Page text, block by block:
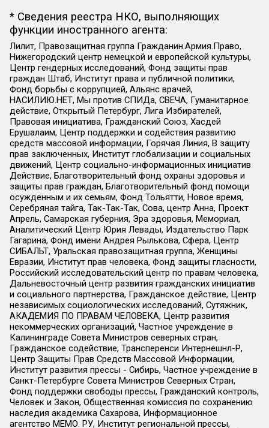
* Сведения реестра НКО, выполняющих
функции иностранного агента:
Лилит, Правозащитная группа Гражданин.Армия.Право,
Нижегородский центр немецкой и европейской культуры,
Центр гендерных исследований, Фонд защиты прав
граждан Штаб, Институт права и публичной политики,
Фонд борьбы с коррупцией, Альянс врачей,
НАСИЛИЮ.НЕТ, Мы против СПИДа, СВЕЧА, Гуманитарное
действие, Открытый Петербург, Лига Избирателей,
Правовая инициатива, Гражданский Союз, Хасдей
Ерушалаим, Центр поддержки и содействия развитию
средств массовой информации, Горячая Линия, В защиту
прав заключенных, Институт глобализации и социальных
движений, Центр социально-информационных инициатив
Действие, Благотворительный фонд охраны здоровья и
защиты прав граждан, Благотворительный фонд помощи
осужденным и их семьям, Фонд Тольятти, Новое время,
Серебряная тайга, Так-Так-Так, Сова, центр Анна, Проект
Апрель, Самарская губерния, Эра здоровья, Мемориал,
Аналитический Центр Юрия Левады, Издательство Парк
Гагарина, Фонд имени Андрея Рылькова, Сфера, Центр
СИБАЛЬТ, Уральская правозащитная группа, Женщины
Евразии, Институт прав человека, Фонд защиты гласности,
Российский исследовательский центр по правам человека,
Дальневосточный центр развития гражданских инициатив
и социального партнерства, Гражданское действие, Центр
независимых социологических исследований, Сутяжник,
АКАДЕМИЯ ПО ПРАВАМ ЧЕЛОВЕКА, Центр развития
некоммерческих организаций, Частное учреждение в
Калининграде Совета Министров северных стран,
Гражданское содействие, Трансперенси Интернешнл-Р,
Центр Защиты Прав Средств Массовой Информации,
Институт развития прессы - Сибирь, Частное учреждение в
Санкт-Петербурге Совета Министров Северных Стран,
Фонд поддержки свободы прессы, Гражданский контроль,
Человек и Закон, Общественная комиссия по сохранению
наследия академика Сахарова, Информационное
агентство МЕМО. РУ, Институт региональной прессы,